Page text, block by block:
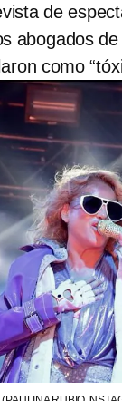
de
abogados
como